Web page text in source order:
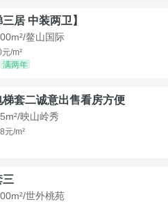
三居 中装两卫】
鳌山国际
/m²
满两年
套二诚意出售看房方便
映山岭秀
元/m²
三
世外桃苑